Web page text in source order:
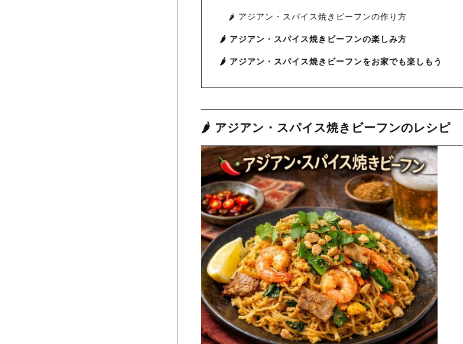
🌶️ アジアン・スパイス焼きビーフンの作り方
🌶️ アジアン・スパイス焼きビーフンの楽しみ方
🌶️ アジアン・スパイス焼きビーフンをお家でも楽しもう
🌶️ アジアン・スパイス焼きビーフンのレシピ